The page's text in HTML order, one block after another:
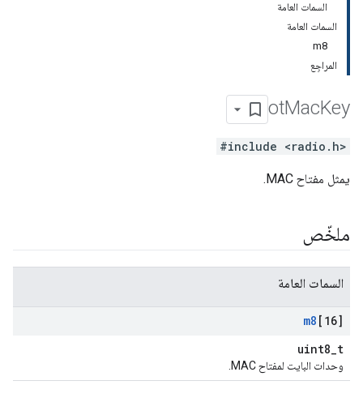
السمات العامة
السمات العامة
m8
المراجِع
otMacKey
#include <radio.h>
يمثل مفتاح MAC.
ملخّص
السمات العامة
m8 [16]
uint8_t
وحدات البايت لمفتاح MAC.